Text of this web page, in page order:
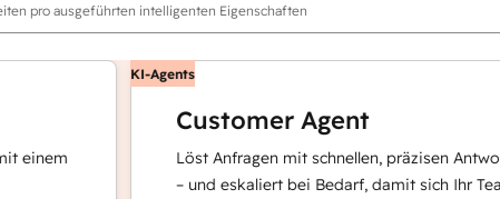
pro ausgeführten intelligenten Eigenschaften
KI-Agents
Customer Agent
Löst Anfragen mit schnellen, präzisen Antworten
– und eskaliert bei Bedarf, damit sich Ihr Team